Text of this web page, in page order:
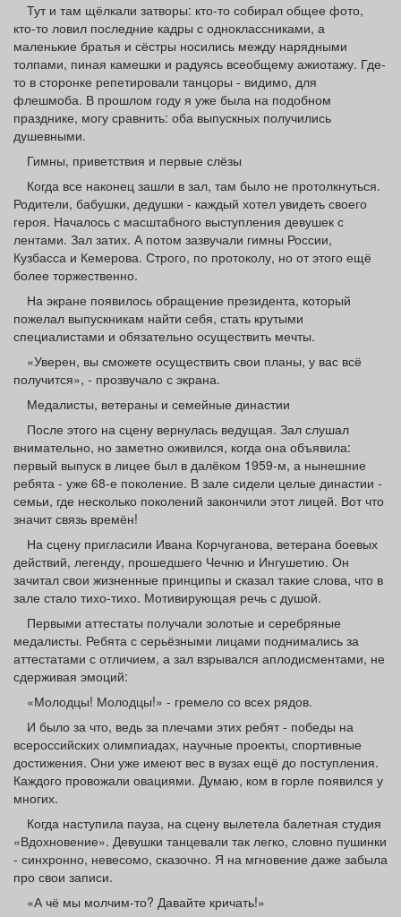
Тут и там щёлкали затворы: кто-то собирал общее фото,
кто-то ловил последние кадры с одноклассниками, а
маленькие братья и сёстры носились между нарядными
толпами, пиная камешки и радуясь всеобщему ажиотажу. Где-
то в сторонке репетировали танцоры - видимо, для
флешмоба. В прошлом году я уже была на подобном
празднике, могу сравнить: оба выпускных получились
душевными.
Гимны, приветствия и первые слёзы
Когда все наконец зашли в зал, там было не протолкнуться.
Родители, бабушки, дедушки - каждый хотел увидеть своего
героя. Началось с масштабного выступления девушек с
лентами. Зал затих. А потом зазвучали гимны России,
Кузбасса и Кемерова. Строго, по протоколу, но от этого ещё
более торжественно.
На экране появилось обращение президента, который
пожелал выпускникам найти себя, стать крутыми
специалистами и обязательно осуществить мечты.
«Уверен, вы сможете осуществить свои планы, у вас всё
получится», - прозвучало с экрана.
Медалисты, ветераны и семейные династии
После этого на сцену вернулась ведущая. Зал слушал
внимательно, но заметно оживился, когда она объявила:
первый выпуск в лицее был в далёком 1959-м, а нынешние
ребята - уже 68-е поколение. В зале сидели целые династии -
семьи, где несколько поколений закончили этот лицей. Вот что
значит связь времён!
На сцену пригласили Ивана Корчуганова, ветерана боевых
действий, легенду, прошедшего Чечню и Ингушетию. Он
зачитал свои жизненные принципы и сказал такие слова, что в
зале стало тихо-тихо. Мотивирующая речь с душой.
Первыми аттестаты получали золотые и серебряные
медалисты. Ребята с серьёзными лицами поднимались за
аттестатами с отличием, а зал взрывался аплодисментами, не
сдерживая эмоций:
«Молодцы! Молодцы!» - гремело со всех рядов.
И было за что, ведь за плечами этих ребят - победы на
всероссийских олимпиадах, научные проекты, спортивные
достижения. Они уже имеют вес в вузах ещё до поступления.
Каждого провожали овациями. Думаю, ком в горле появился у
многих.
Когда наступила пауза, на сцену вылетела балетная студия
«Вдохновение». Девушки танцевали так легко, словно пушинки
- синхронно, невесомо, сказочно. Я на мгновение даже забыла
про свои записи.
«А чё мы молчим-то? Давайте кричать!»